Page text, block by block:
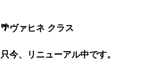
🌴ヴァヒネ クラス
只今、リニューアル中です。